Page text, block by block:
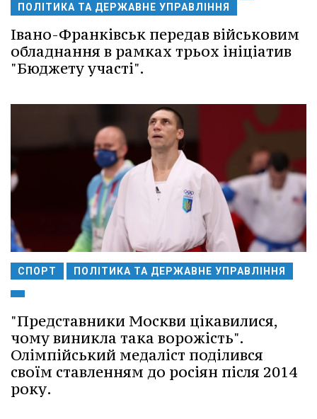
ПОЛІТИКА ТА ДЕРЖАВНЕ УПРАВЛІННЯ
Івано-Франківськ передав військовим
обладнання в рамках трьох ініціатив
"Бюджету участі".
СПОРТ ПОЛІТИКА ТА ДЕРЖАВНЕ УПРАВЛІННЯ
"Представники Москви цікавилися,
чому виникла така ворожість".
Олімпійський медаліст поділився
своїм ставленням до росіян після 2014
року.